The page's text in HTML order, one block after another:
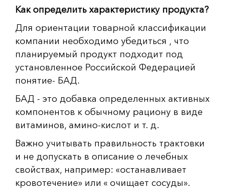
Как определить характеристику продукта?
Для ориентации товарной классификации
компании необходимо убедиться , что
планируемый продукт подходит под
установленное Российской Федерацией
понятие- БАД.
БАД - это добавка определенных активных
компонентов к обычному рациону в виде
витаминов, амино-кислот и т. д.
Важно учитывать правильность трактовки
и не допускать в описание о лечебных
свойствах, например: «останавливает
кровотечение» или « очищает сосуды».